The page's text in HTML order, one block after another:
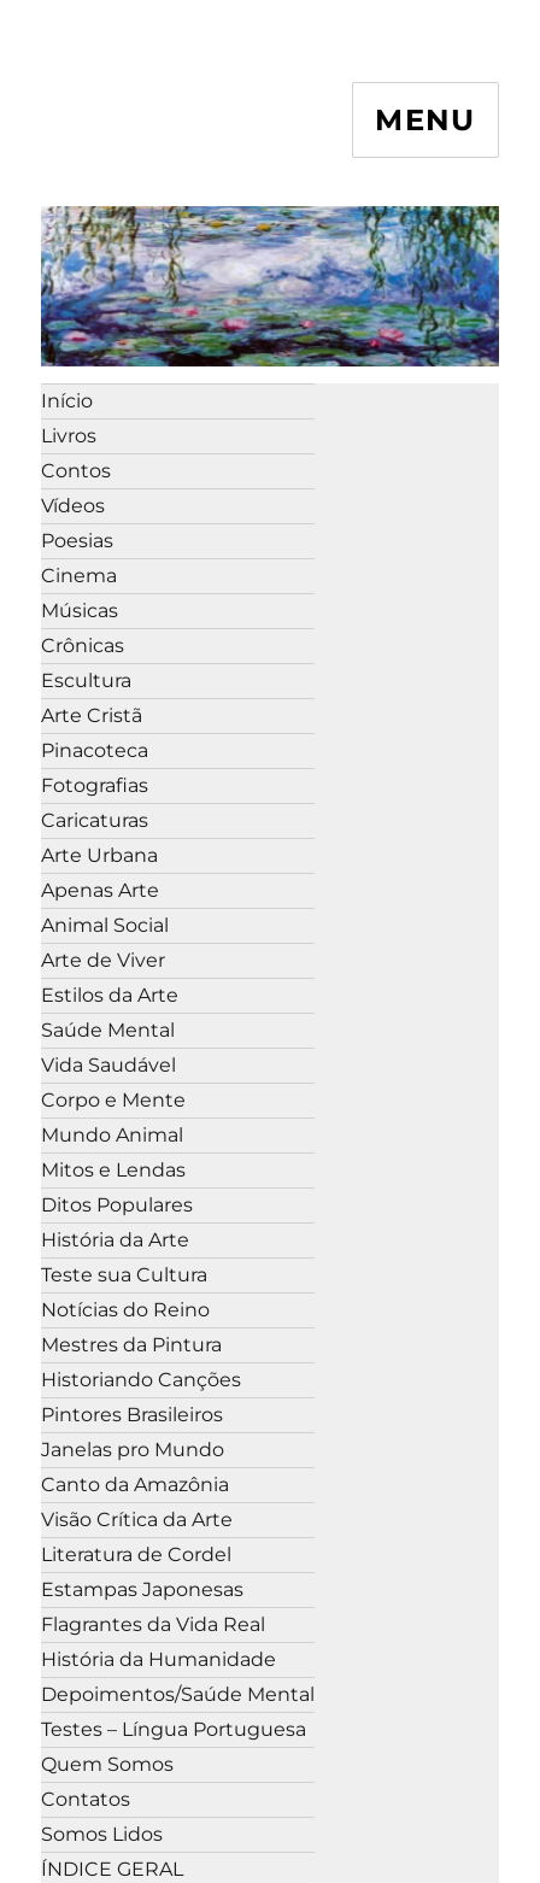
MENU
Início
Livros
Contos
Vídeos
Poesias
Cinema
Músicas
Crônicas
Escultura
Arte Cristã
Pinacoteca
Fotografias
Caricaturas
Arte Urbana
Apenas Arte
Animal Social
Arte de Viver
Estilos da Arte
Saúde Mental
Vida Saudável
Corpo e Mente
Mundo Animal
Mitos e Lendas
Ditos Populares
História da Arte
Teste sua Cultura
Notícias do Reino
Mestres da Pintura
Historiando Canções
Pintores Brasileiros
Janelas pro Mundo
Canto da Amazônia
Visão Crítica da Arte
Literatura de Cordel
Estampas Japonesas
Flagrantes da Vida Real
História da Humanidade
Depoimentos/Saúde Mental
Testes – Língua Portuguesa
Quem Somos
Contatos
Somos Lidos
ÍNDICE GERAL